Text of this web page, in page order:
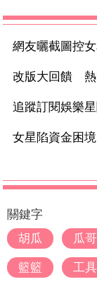
網友曬截圖控
改版大回饋 熱
追蹤訂閱娛樂
女星陷資金困
關鍵字
胡瓜
瓜哥
籃籃 工